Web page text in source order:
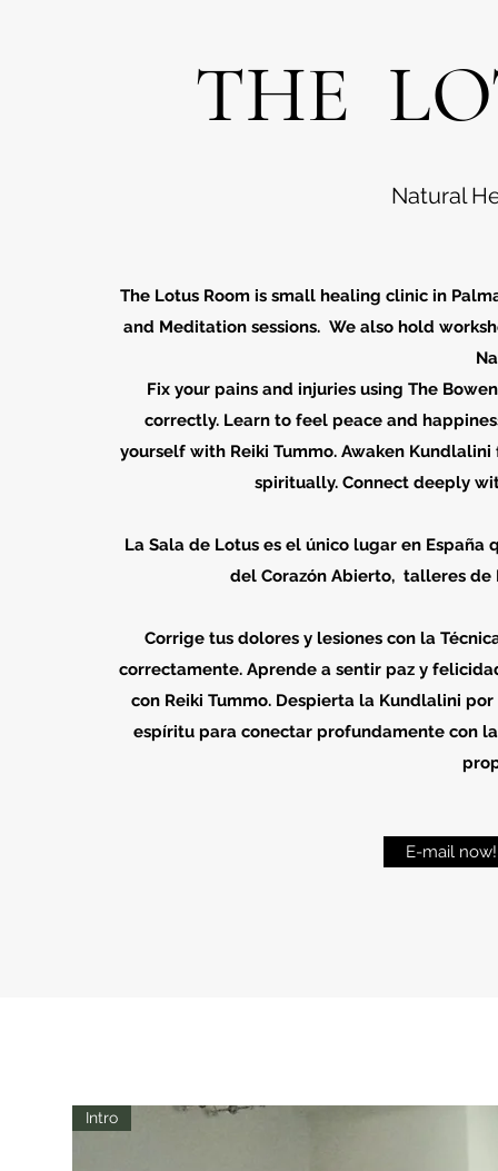
THE
Natural
The Lotus Room is small healing clinic in
and Meditation sessions. We also hold
Fix your pains and injuries using The
correctly. Learn to feel peace and
yourself with Reiki Tummo. Awaken
spiritually. Connect deeply
La Sala de Lotus es el único lugar en
del Corazón Abierto, talleres de
Corrige tus dolores y lesiones con la
correctamente. Aprende a sentir paz y
con Reiki Tummo. Despierta la Kundlalini
espíritu para conectar profundamente con
E-mail now!
Intro